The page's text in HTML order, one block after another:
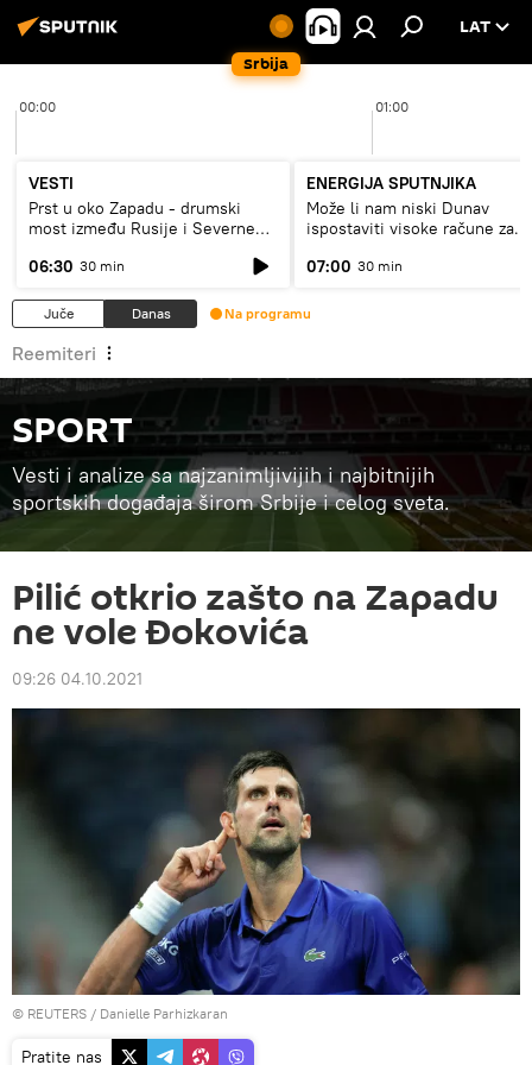
Srbija
LAT
00:00 01:00
VESTI
Prst u oko Zapadu - drumski
most između Rusije i Severne
06:30 30 min
ENERGIJA SPUTNJIKA
Može li nam niski Dunav
ispostaviti visoke račune za
07:00 30 min
Juče Danas Na programu
Reemiteri
SPORT
Vesti i analize sa najzanimljivijih i najbitnijih
sportskih događaja širom Srbije i celog sveta.
Pilić otkrio zašto na Zapadu
ne vole Đokovića
09:26 04.10.2021
© REUTERS / Danielle Parhizkaran
Pratite nas